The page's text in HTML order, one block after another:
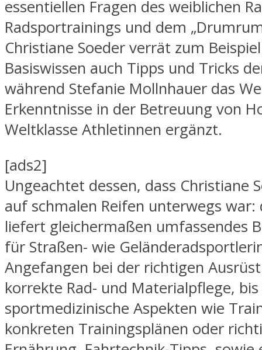
essentiellen Fragen des weiblichen
Radsportrainings und dem
Christiane Soeder verrät zum
Basiswissen auch Tipps und Tricks
während Stefanie Mollnhauer das
Erkenntnisse in der Betreuung von
Weltklasse Athletinnen ergänzt.
[ads2]
Ungeachtet dessen, dass Christiane
auf schmalen Reifen unterwegs war:
liefert gleichermaßen umfassendes
für Straßen- wie
Angefangen bei der richtigen
korrekte Rad- und Materialpflege,
sportmedizinische Aspekten wie
konkreten Trainingsplänen oder